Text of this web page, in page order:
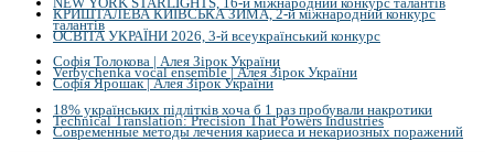
КРИШТАЛЕВА КИЇВСЬКА ЗИМА, 2-й міжнародний конкурс
талантів
ОСВІТА УКРАЇНИ 2026, 3-й всеукраїнський конкурс
Софія Толокова | Алея Зірок України
Verbychenka vocal ensemble | Алея Зірок України
Софія Ярошак | Алея Зірок України
18% українських підлітків хоча б 1 раз пробували накротики
Technical Translation: Precision That Powers Industries
Современные методы лечения кариеса и некариозных поражений